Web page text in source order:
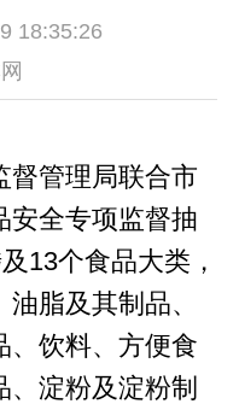
18:35:26
管理局联合市
安全专项监督抽
13个食品大类，
脂及其制品、
、饮料、方便食
淀粉及淀粉制